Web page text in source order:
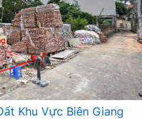
Khu Vực Biên Giang